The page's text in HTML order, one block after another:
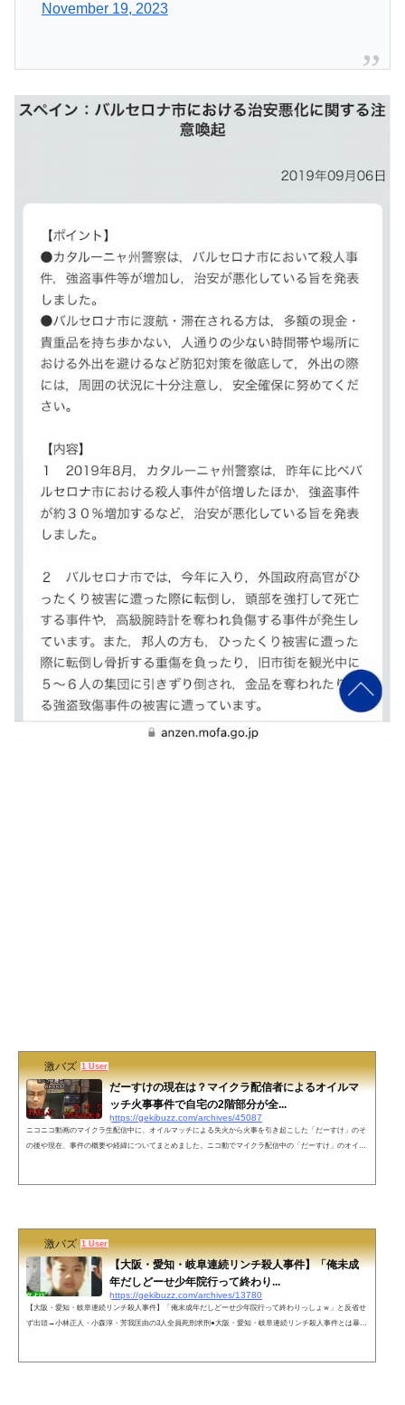
November 19, 2023
激バズ 1 User
だーすけの現在は？マイクラ配信者によるオイルマ
ッチ火事事件で自宅の2階部分が全...
https://gekibuzz.com/archives/45087
ニコニコ動画のマイクラ生配信中に、オイルマッチによる失火から火事を引き起こした「だーすけ」のそ
の後や現在、事件の概要や経緯についてまとめました。ニコ動でマイクラ配信中の「だーすけ」のオイル
激バズ 1 User
【大阪・愛知・岐阜連続リンチ殺人事件】「俺未成
年だしどーせ少年院行って終わり...
https://gekibuzz.com/archives/13780
【大阪・愛知・岐阜連続リンチ殺人事件】「俺未成年だしどーせ少年院行って終わりっしょｗ」と反省せ
ず出頭→小林正人・小森淳・芳我匡由の3人全員死刑求刑●大阪・愛知・岐阜連続リンチ殺人事件とは暴力